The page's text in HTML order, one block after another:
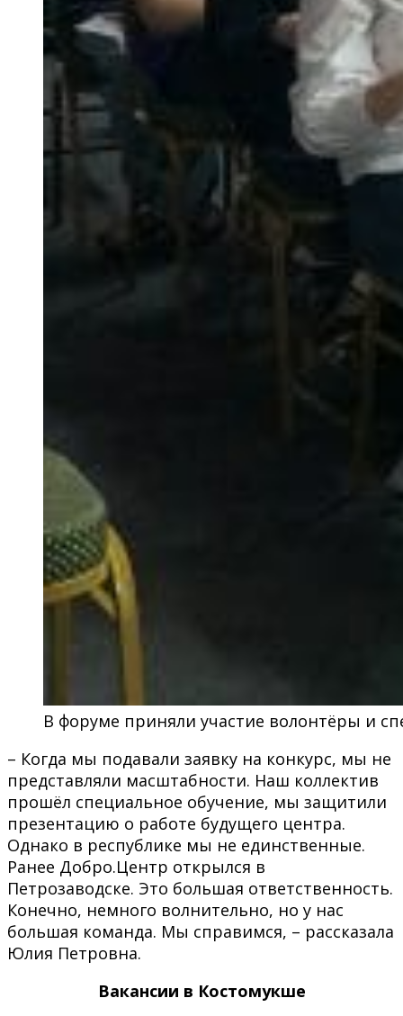
В форуме приняли участие волонтёры и
– Когда мы подавали заявку на конкурс, мы не
представляли масштабности. Наш коллектив
прошёл специальное обучение, мы защитили
презентацию о работе будущего центра.
Однако в республике мы не единственные.
Ранее Добро.Центр открылся в
Петрозаводске. Это большая ответственность.
Конечно, немного волнительно, но у нас
большая команда. Мы справимся, – рассказала
Юлия Петровна.
Вакансии в Костомукше